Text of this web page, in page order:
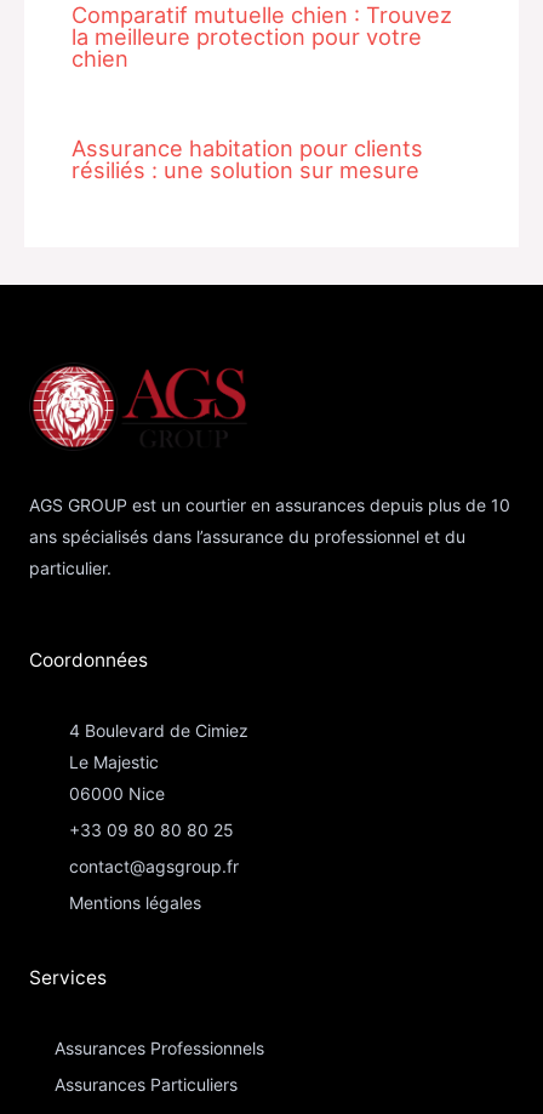
Comparatif mutuelle chien : Trouvez
la meilleure protection pour votre
chien
Assurance habitation pour clients
résiliés : une solution sur mesure
AGS GROUP est un courtier en assurances depuis plus de 10
ans spécialisés dans l’assurance du professionnel et du
particulier.
Coordonnées​
4 Boulevard de Cimiez
Le Majestic
06000 Nice
+33 09 80 80 80 25
contact@agsgroup.fr
Mentions légales
Services
Assurances Professionnels
Assurances Particuliers​